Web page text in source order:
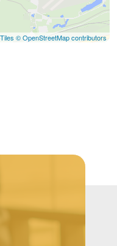
© OpenStreetMap contributors